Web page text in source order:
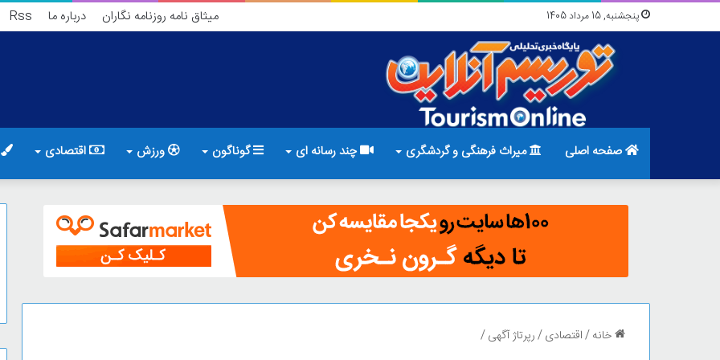
پنجشنبه, 15 مرداد 1405 میثاق نامه روزنامه نگاران درباره ما Rss
صفحه اصلی میراث فرهنگی و گردشگری چند رسانه ای گوناگون ورزش اقتصادی
خانه/اقتصادی/رپرتاژ آگهی/